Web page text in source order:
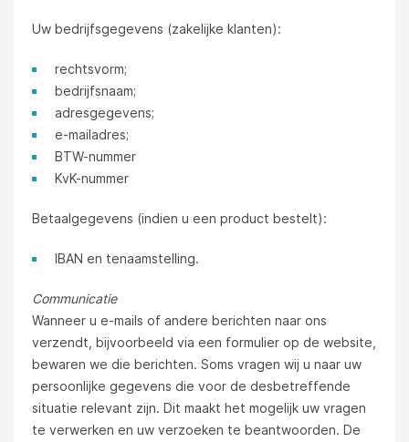
Uw bedrijfsgegevens (zakelijke klanten):
rechtsvorm;
bedrijfsnaam;
adresgegevens;
e-mailadres;
BTW-nummer
KvK-nummer
Betaalgegevens (indien u een product bestelt):
IBAN en tenaamstelling.
Communicatie
Wanneer u e-mails of andere berichten naar ons
verzendt, bijvoorbeeld via een formulier op de website,
bewaren we die berichten. Soms vragen wij u naar uw
persoonlijke gegevens die voor de desbetreffende
situatie relevant zijn. Dit maakt het mogelijk uw vragen
te verwerken en uw verzoeken te beantwoorden. De